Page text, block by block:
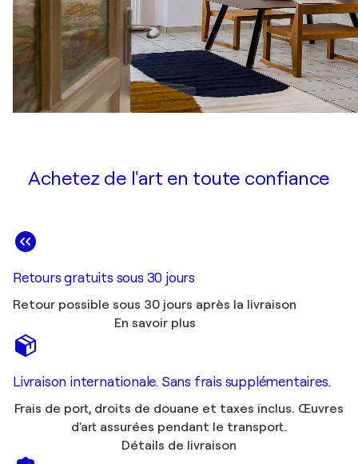
Achetez de l'art en toute confiance
Retours gratuits sous 30 jours
Retour possible sous 30 jours après la livraison
En savoir plus
Livraison internationale. Sans frais supplémentaires.
Frais de port, droits de douane et taxes inclus. Œuvres
d'art assurées pendant le transport.
Détails de livraison